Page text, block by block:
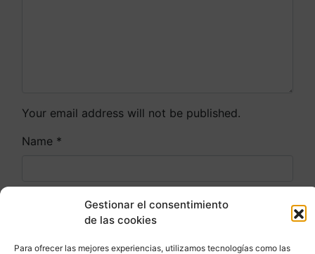
Gestionar el consentimiento
de las cookies
Para ofrecer las mejores experiencias, utilizamos tecnologías como las
Your email address will not be published.
Name *